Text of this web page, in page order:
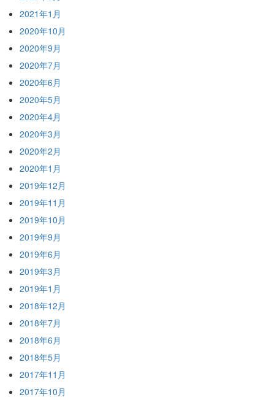
2021年1月
2020年10月
2020年9月
2020年7月
2020年6月
2020年5月
2020年4月
2020年3月
2020年2月
2020年1月
2019年12月
2019年11月
2019年10月
2019年9月
2019年6月
2019年3月
2019年1月
2018年12月
2018年7月
2018年6月
2018年5月
2017年11月
2017年10月